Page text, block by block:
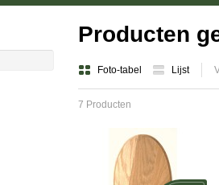
Producten
Foto-tabel Lijst
7 Producten